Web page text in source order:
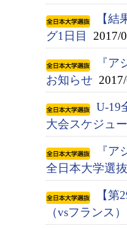
【
グ1日目
2017/
『
お知らせ
U-19
大会スケジュ
『
全日本大学選
【
（vsフランス